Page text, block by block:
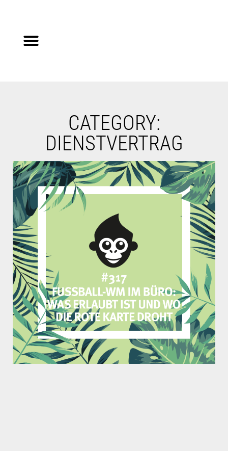
CATEGORY:
DIENSTVERTRAG